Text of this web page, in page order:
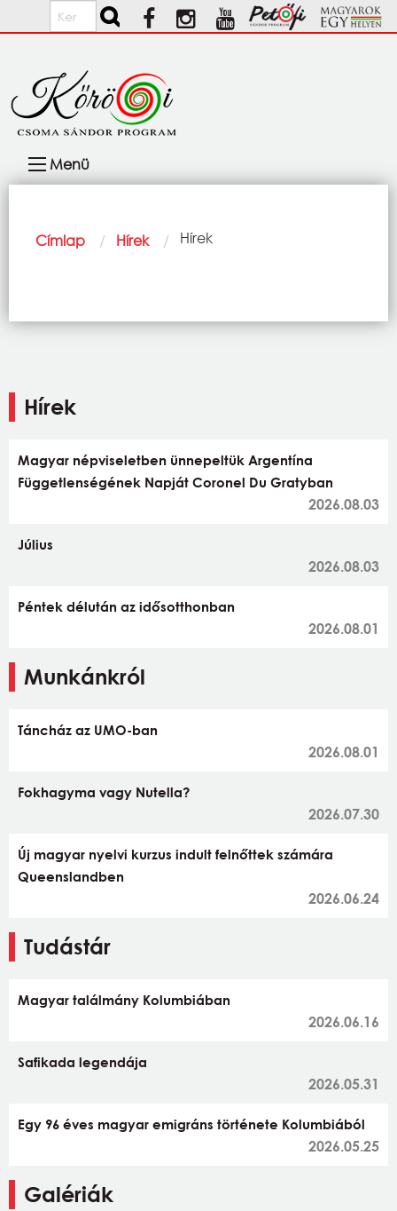
Ugrás a tartalomra
Keresés
navigáció
Menü
Morzsa
Címlap Hírek Current:
Hírek
Hírek
Magyar népviseletben ünnepeltük Argentína
Függetlenségének Napját Coronel Du Gratyban
2026.08.03
Július
2026.08.03
Péntek délután az idősotthonban
2026.08.01
Munkánkról
Táncház az UMO-ban
2026.08.01
Fokhagyma vagy Nutella?
2026.07.30
Új magyar nyelvi kurzus indult felnőttek számára
Queenslandben
2026.06.24
Tudástár
Magyar találmány Kolumbiában
2026.06.16
Safikada legendája
2026.05.31
Egy 96 éves magyar emigráns története Kolumbiából
2026.05.25
Galériák